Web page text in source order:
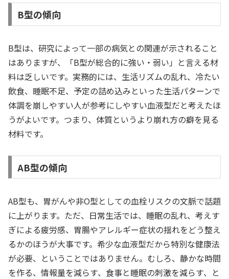
B型の傾向
B型は、研究によって一部の病気との関連が示されること
はありますが、「B型が総合的に強い・弱い」と言える材
料は乏しいです。実務的には、生活リズムの乱れ、冷たい
飲食、睡眠不足、予定の詰め込みといった生活パターンで
体調を崩しやすい人が参考にしやすい血液型だと考えたほ
うがよいです。つまり、体質というより崩れ方の癖を見る
材料です。
AB型の傾向
AB型も、胃がんや非O型としての血栓リスクの文脈で話題
に上がります。ただ、日常生活では、睡眠の乱れ、考えす
ぎによる疲労感、胃腸やアレルギー症状の揺れをどう整え
るかのほうが大事です。希少な血液型だから特別な健康法
が必要、ということではありません。むしろ、静かな時間
を作る、情報量を減らす、食事と睡眠の刺激を減らす、と